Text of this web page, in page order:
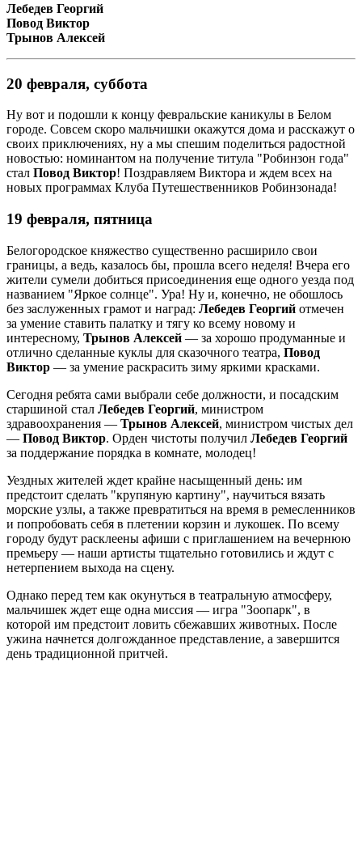
Лебедев Георгий
Повод Виктор
Трынов Алексей
20 февраля, суббота
Ну вот и подошли к концу февральские каникулы в Белом
городе. Совсем скоро мальчишки окажутся дома и расскажут о
своих приключениях, ну а мы спешим поделиться радостной
новостью: номинантом на получение титула "Робинзон года"
стал Повод Виктор! Поздравляем Виктора и ждем всех на
новых программах Клуба Путешественников Робинзонада!
19 февраля, пятница
Белогородское княжество существенно расширило свои
границы, а ведь, казалось бы, прошла всего неделя! Вчера его
жители сумели добиться присоединения еще одного уезда под
названием "Яркое солнце". Ура! Ну и, конечно, не обошлось
без заслуженных грамот и наград: Лебедев Георгий отмечен
за умение ставить палатку и тягу ко всему новому и
интересному, Трынов Алексей — за хорошо продуманные и
отлично сделанные куклы для сказочного театра, Повод
Виктор — за умение раскрасить зиму яркими красками.
Сегодня ребята сами выбрали себе должности, и посадским
старшиной стал Лебедев Георгий, министром
здравоохранения — Трынов Алексей, министром чистых дел
— Повод Виктор. Орден чистоты получил Лебедев Георгий
за поддержание порядка в комнате, молодец!
Уездных жителей ждет крайне насыщенный день: им
предстоит сделать "крупяную картину", научиться вязать
морские узлы, а также превратиться на время в ремесленников
и попробовать себя в плетении корзин и лукошек. По всему
городу будут расклеены афиши с приглашением на вечернюю
премьеру — наши артисты тщательно готовились и ждут с
нетерпением выхода на сцену.
Однако перед тем как окунуться в театральную атмосферу,
мальчишек ждет еще одна миссия — игра "Зоопарк", в
которой им предстоит ловить сбежавших животных. После
ужина начнется долгожданное представление, а завершится
день традиционной притчей.